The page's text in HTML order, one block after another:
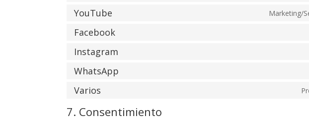
YouTube Marketing/
Facebook
Instagram
WhatsApp
Varios
7. Consentimiento